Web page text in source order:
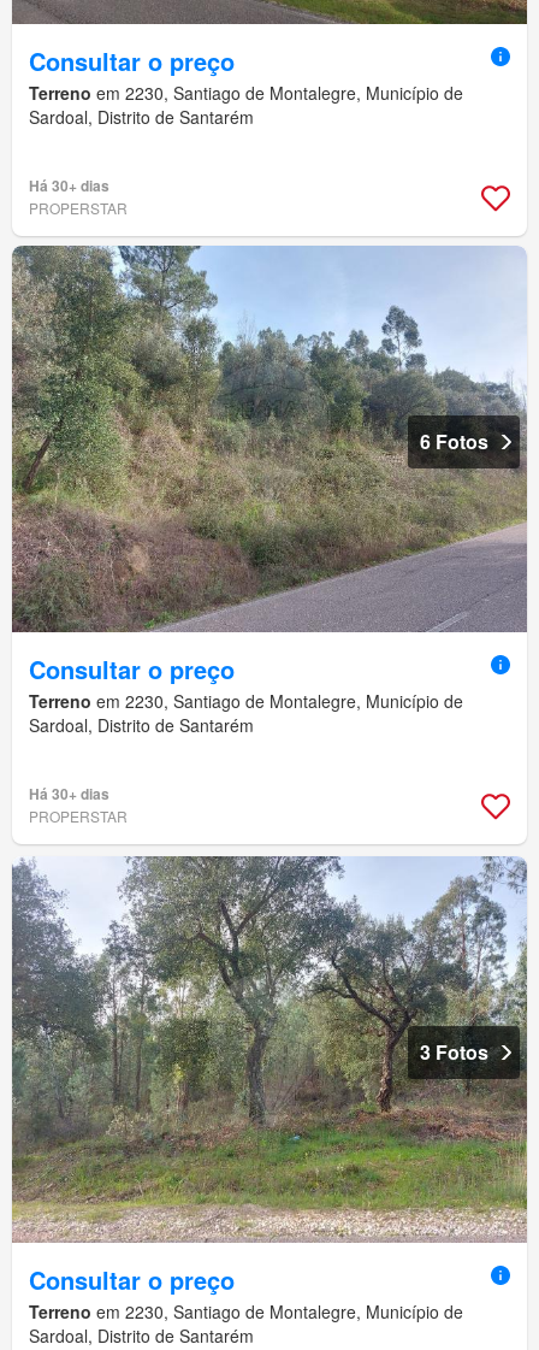
Consultar o preço
Terreno em 2230, Santiago de Montalegre, Município de
Sardoal, Distrito de Santarém
Há 30+ dias
PROPERSTAR
6 Fotos
Consultar o preço
Terreno em 2230, Santiago de Montalegre, Município de
Sardoal, Distrito de Santarém
Há 30+ dias
PROPERSTAR
3 Fotos
Consultar o preço
Terreno em 2230, Santiago de Montalegre, Município de
Sardoal, Distrito de Santarém